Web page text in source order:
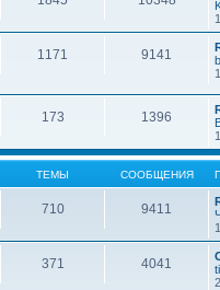
1171 9141
173 1396
ТЕМЫ СООБЩЕНИЯ
710 9411
371 4041